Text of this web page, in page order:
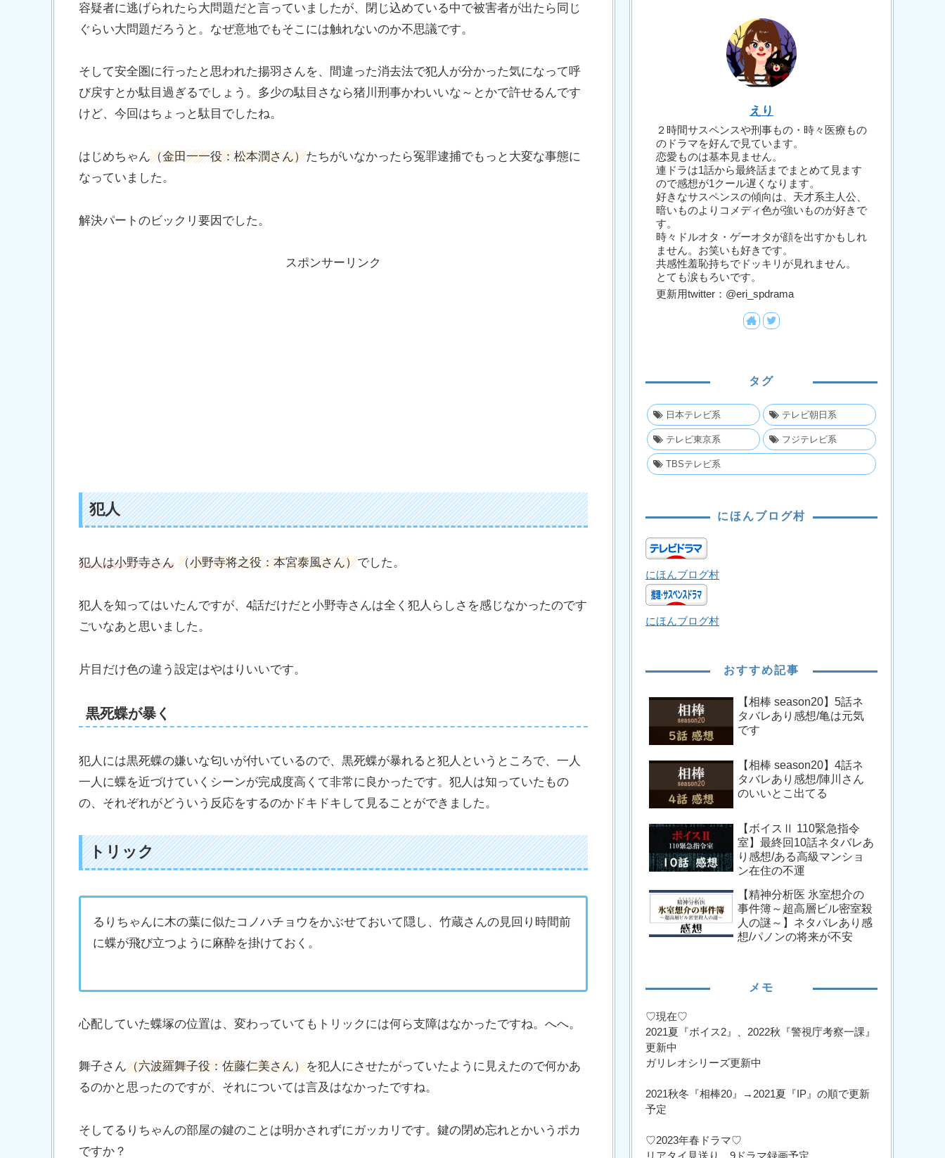
容疑者に逃げられたら大問題だと言っていましたが、閉じ込めている中で被害者が出たら同じ
ぐらい大問題だろうと。なぜ意地でもそこには触れないのか不思議です。
そして安全圏に行ったと思われた揚羽さんを、間違った消去法で犯人が分かった気になって呼
び戻すとか駄目過ぎるでしょう。多少の駄目さなら猪川刑事かわいいな～とかで許せるんです
けど、今回はちょっと駄目でしたね。
はじめちゃん（金田一一役：松本潤さん）たちがいなかったら冤罪逮捕でもっと大変な事態に
なっていました。
解決パートのビックリ要因でした。
スポンサーリンク
犯人
犯人は小野寺さん （小野寺将之役：本宮泰風さん）でした。
犯人を知ってはいたんですが、4話だけだと小野寺さんは全く犯人らしさを感じなかったのです
ごいなあと思いました。
片目だけ色の違う設定はやはりいいです。
黒死蝶が暴く
犯人には黒死蝶の嫌いな匂いが付いているので、黒死蝶が暴れると犯人というところで、一人
一人に蝶を近づけていくシーンが完成度高くて非常に良かったです。犯人は知っていたもの
の、それぞれがどういう反応をするのかドキドキして見ることができました。
トリック
るりちゃんに木の葉に似たコノハチョウをかぶせておいて隠し、竹蔵さんの見回り時間前
に蝶が飛び立つように麻酔を掛けておく。
心配していた蝶塚の位置は、変わっていてもトリックには何ら支障はなかったですね。へへ。
舞子さん（六波羅舞子役：佐藤仁美さん）を犯人にさせたがっていたように見えたので何かあ
るのかと思ったのですが、それについては言及はなかったですね。
そしてるりちゃんの部屋の鍵のことは明かされずにガッカリです。鍵の閉め忘れとかいうポカ
ですか？
えり
２時間サスペンスや刑事もの・時々医療もの
のドラマを好んで見ています。
恋愛ものは基本見ません。
連ドラは1話から最終話までまとめて見ます
ので感想が1クール遅くなります。
好きなサスペンスの傾向は、天才系主人公、
暗いものよりコメディ色が強いものが好きで
す。
時々ドルオタ・ゲーオタが顔を出すかもしれ
ません。お笑いも好きです。
共感性羞恥持ちでドッキリが見れません。
とても涙もろいです。
更新用twitter：@eri_spdrama
タグ
日本テレビ系 テレビ朝日系
テレビ東京系 フジテレビ系
TBSテレビ系
にほんブログ村
にほんブログ村
にほんブログ村
おすすめ記事
【相棒 season20】5話ネ
タバレあり感想/亀は元気
です
【相棒 season20】4話ネ
タバレあり感想/陣川さん
のいいとこ出てる
【ボイスⅡ 110緊急指令
室】最終回10話ネタバレあ
り感想/ある高級マンショ
ン在住の不運
【精神分析医 氷室想介の
事件簿～超高層ビル密室殺
人の謎～】ネタバレあり感
想/パノンの将来が不安
メモ
♡現在♡
2021夏『ボイス2』、2022秋『警視庁考察一課』
更新中
ガリレオシリーズ更新中
2021秋冬『相棒20』→2021夏『IP』の順で更新
予定
♡2023年春ドラマ♡
リアタイ見送り、9ドラマ録画予定